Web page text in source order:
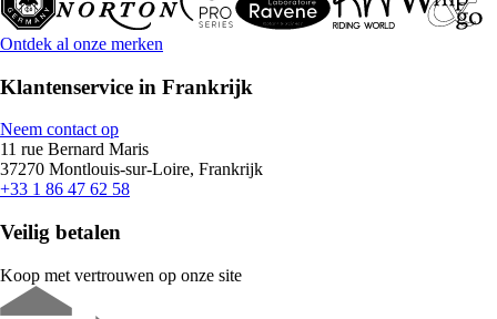
Ontdek al onze merken
Klantenservice in Frankrijk
Neem contact op
11 rue Bernard Maris
37270 Montlouis-sur-Loire, Frankrijk
+33 1 86 47 62 58
Veilig betalen
Koop met vertrouwen op onze site